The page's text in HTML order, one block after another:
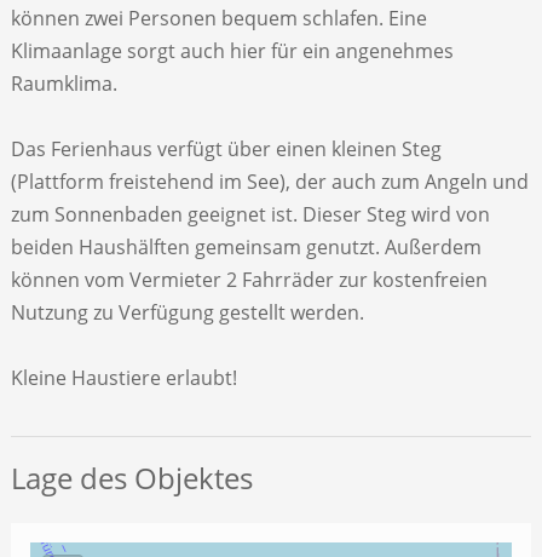
können zwei Personen bequem schlafen. Eine
Klimaanlage sorgt auch hier für ein angenehmes
Raumklima.
Das Ferienhaus verfügt über einen kleinen Steg
(Plattform freistehend im See), der auch zum Angeln und
zum Sonnenbaden geeignet ist. Dieser Steg wird von
beiden Haushälften gemeinsam genutzt. Außerdem
können vom Vermieter 2 Fahrräder zur kostenfreien
Nutzung zu Verfügung gestellt werden.
Kleine Haustiere erlaubt!
Lage des Objektes